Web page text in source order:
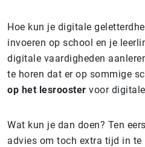
Hoe kun je digitale
invoeren op school en je
digitale vaardigheden
te horen dat er op sommige
op het lesrooster voor
Wat kun je dan doen? Ten
advies om toch extra tijd in te